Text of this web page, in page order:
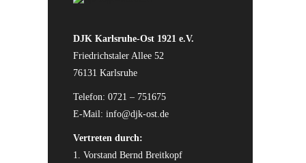
DJK Karlsruhe-Ost 1921 e.V.
Friedrichstaler Allee 52
76131 Karlsruhe
Telefon: 0721 – 751675
E-Mail: info@djk-ost.de
Vertreten durch:
1. Vorstand Bernd Breitkopf